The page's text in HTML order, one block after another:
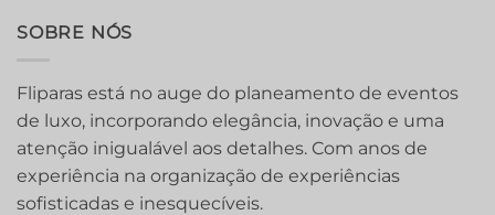
SOBRE NÓS
Fliparas está no auge do planeamento de eventos
de luxo, incorporando elegância, inovação e uma
atenção inigualável aos detalhes. Com anos de
experiência na organização de experiências
sofisticadas e inesquecíveis.